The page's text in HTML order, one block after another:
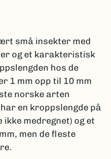
små insekter med
og et karakteristisk
hos de
1 mm opp til 10 mm
norske arten
har en kroppslengde på
medregnet) og et
men de fleste